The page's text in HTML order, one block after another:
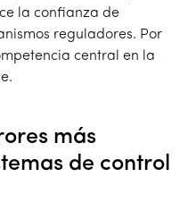
la confianza de
reguladores. Por
central en la
más
de control